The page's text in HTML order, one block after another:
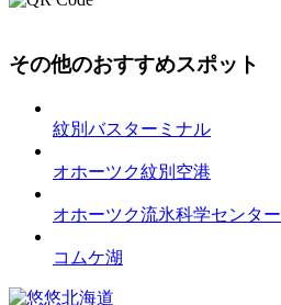
その他のおすすめスポット
紋別バスターミナル
オホーツク紋別空港
オホーツク流氷科学センター
コムケ湖